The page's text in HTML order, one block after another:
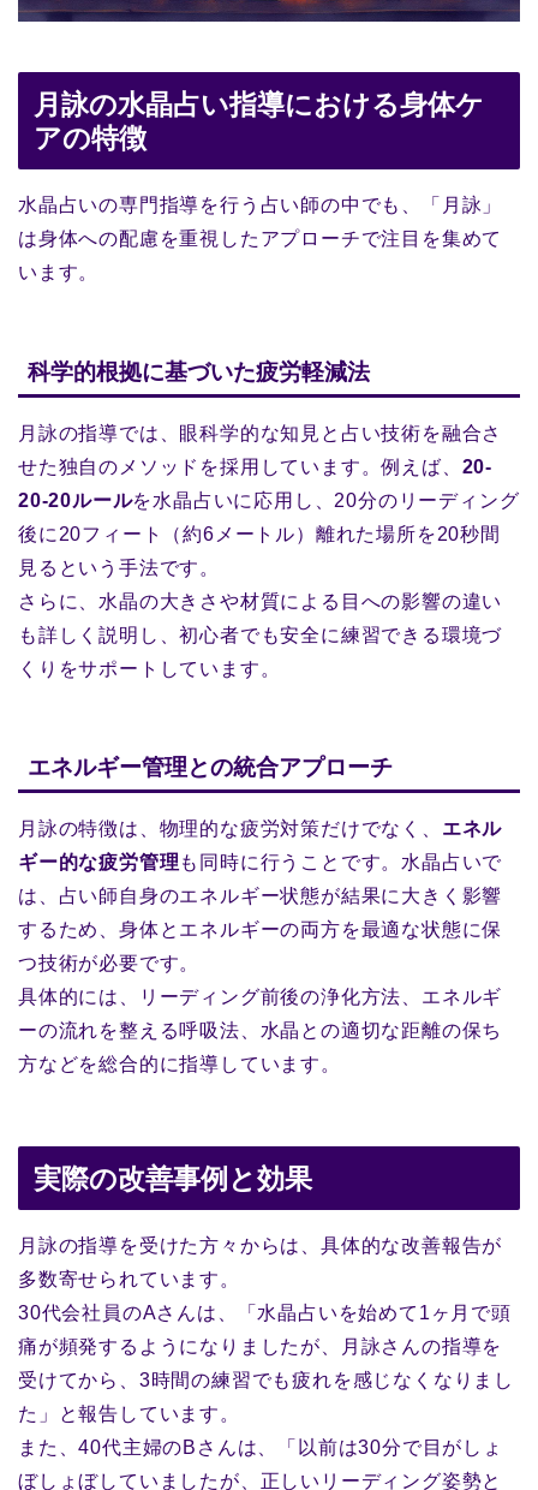
月詠の水晶占い指導における身体ケ
アの特徴
水晶占いの専門指導を行う占い師の中でも、「月詠」
は身体への配慮を重視したアプローチで注目を集めて
います。
科学的根拠に基づいた疲労軽減法
月詠の指導では、眼科学的な知見と占い技術を融合さ
せた独自のメソッドを採用しています。例えば、 20-
20-20ルールを水晶占いに応用し、20分のリーディング
後に20フィート（約6メートル）離れた場所を20秒間
見るという手法です。
さらに、水晶の大きさや材質による目への影響の違い
も詳しく説明し、初心者でも安全に練習できる環境づ
くりをサポートしています。
エネルギー管理との統合アプローチ
月詠の特徴は、物理的な疲労対策だけでなく、 エネル
ギー的な疲労管理 も同時に行うことです。水晶占いで
は、占い師自身のエネルギー状態が結果に大きく影響
するため、身体とエネルギーの両方を最適な状態に保
つ技術が必要です。
具体的には、リーディング前後の浄化方法、エネルギ
ーの流れを整える呼吸法、水晶との適切な距離の保ち
方などを総合的に指導しています。
実際の改善事例と効果
月詠の指導を受けた方々からは、具体的な改善報告が
多数寄せられています。
30代会社員のAさんは、「水晶占いを始めて1ヶ月で頭
痛が頻発するようになりましたが、月詠さんの指導を
受けてから、3時間の練習でも疲れを感じなくなりまし
た」と報告しています。
また、40代主婦のBさんは、「以前は30分で目がしょ
ぼしょぼしていましたが、正しいリーディング姿勢と